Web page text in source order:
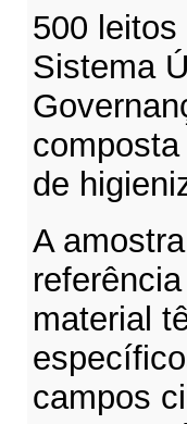
500
Sistema
de
A
material
campos